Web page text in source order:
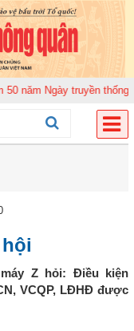
Ngày truyền thống (12-
Z hỏi: Điều kiện
VCQP, LĐHĐ được